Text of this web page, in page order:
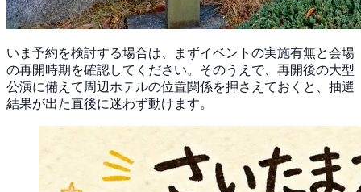
いま予約を検討する場合は、まずイベントの実施有無と会場
の再開時期を確認してください。そのうえで、再開後の大型
公演に備えて周辺ホテルの位置関係を押さえておくと、抽選
結果が出た直後に迷わず動けます。